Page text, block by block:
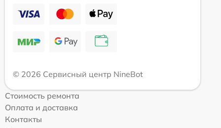
© 2026 Сервисный центр NineBot
Стоимость ремонта
Оплата и доставка
Контакты